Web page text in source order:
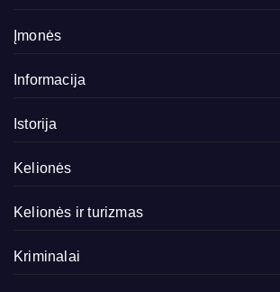
Įmonės
Informacija
Istorija
Kelionės
Kelionės ir turizmas
Kriminalai